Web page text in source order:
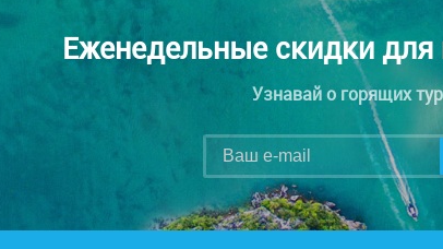
Еженедельные скидки
Узнавай о горящих